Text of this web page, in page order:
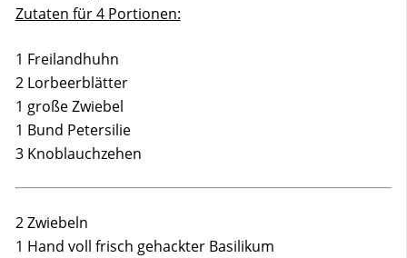
Zutaten für 4 Portionen:
1 Freilandhuhn
2 Lorbeerblätter
1 große Zwiebel
1 Bund Petersilie
3 Knoblauchzehen
2 Zwiebeln
1 Hand voll frisch gehackter Basilikum